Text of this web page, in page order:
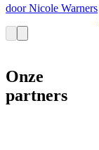
door Nicole Warners
Onze
partners